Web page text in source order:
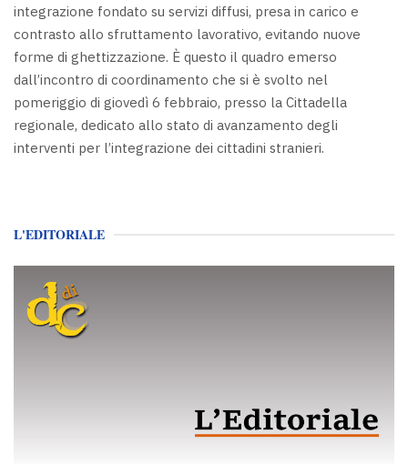
integrazione fondato su servizi diffusi, presa in carico e
contrasto allo sfruttamento lavorativo, evitando nuove
forme di ghettizzazione. È questo il quadro emerso
dall’incontro di coordinamento che si è svolto nel
pomeriggio di giovedì 6 febbraio, presso la Cittadella
regionale, dedicato allo stato di avanzamento degli
interventi per l’integrazione dei cittadini stranieri.
L'EDITORIALE